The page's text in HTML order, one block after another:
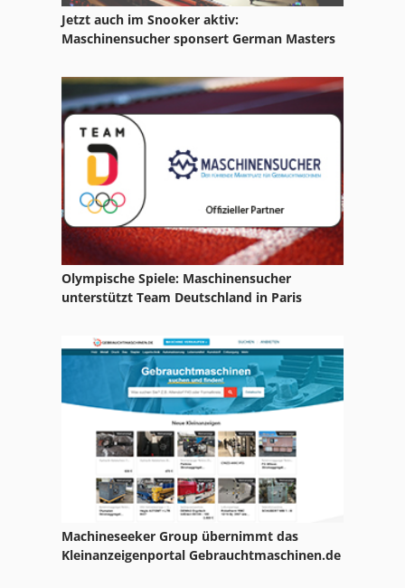
Jetzt auch im Snooker aktiv:
Maschinensucher sponsert German Masters
Olympische Spiele: Maschinensucher
unterstützt Team Deutschland in Paris
Machineseeker Group übernimmt das
Kleinanzeigenportal Gebrauchtmaschinen.de